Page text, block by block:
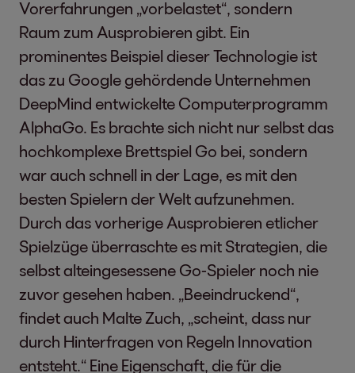
Vorerfahrungen „vorbelastet“, sondern
Raum zum Ausprobieren gibt. Ein
prominentes Beispiel dieser Technologie ist
das zu Google gehördende Unternehmen
DeepMind entwickelte Computerprogramm
AlphaGo. Es brachte sich nicht nur selbst das
hochkomplexe Brettspiel Go bei, sondern
war auch schnell in der Lage, es mit den
besten Spielern der Welt aufzunehmen.
Durch das vorherige Ausprobieren etlicher
Spielzüge überraschte es mit Strategien, die
selbst alteingesessene Go-Spieler noch nie
zuvor gesehen haben. „Beeindruckend“,
findet auch Malte Zuch, „scheint, dass nur
durch Hinterfragen von Regeln Innovation
entsteht.“ Eine Eigenschaft, die für die